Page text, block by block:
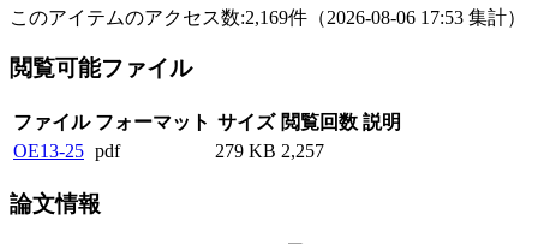
このアイテムのアクセス数:2,169件 （2026-08-06 17:53 集計）
閲覧可能ファイル
ファイル フォーマット サイズ 閲覧回数 説明
OE13-25 pdf 279 KB 2,257
論文情報